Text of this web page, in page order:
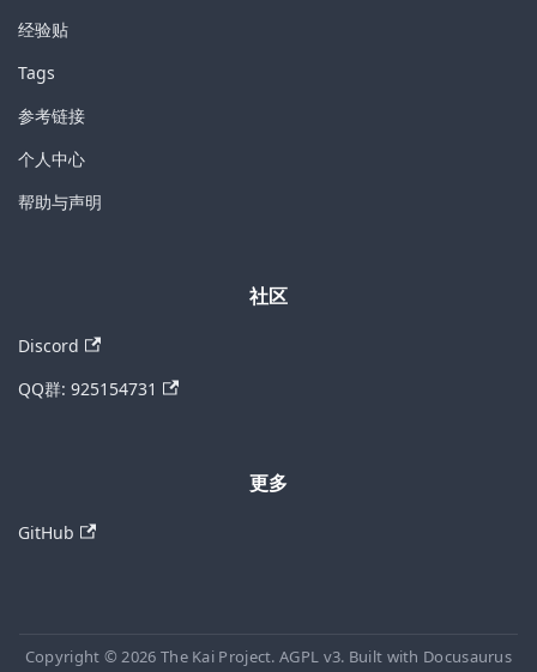
经验贴
Tags
参考链接
个人中心
帮助与声明
社区
Discord
QQ群: 925154731
更多
GitHub
Copyright © 2026 The Kai Project. AGPL v3. Built with Docusaurus